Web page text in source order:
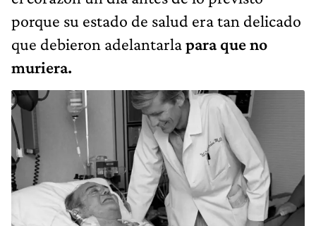
porque su estado de salud era tan delicado
que debieron adelantarlapara que no
muriera.